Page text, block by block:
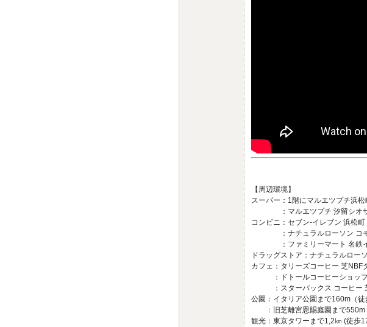
【周辺環境】
スーパー：1階にマルエツプチ浜
：マルエツプチ 汐留シオサ
コンビニ：セブン-イレブン 浜松
：ナチュラルローソン コモデ
：ファミリーマート 名鉄イ
ドラッグストア：ナチュラルロー
カフェ：タリーズコーヒー 芝NBF
：ドトールコーヒーショップ
：スターバックス コーヒー
公園：イタリア公園まで160m（徒
：旧芝離宮恩賜庭園まで550m
観光：東京タワーまで1,2㎞ (徒歩